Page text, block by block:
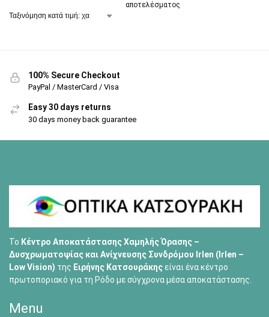
αποτελέσματος
100% Secure Checkout
PayPal / MasterCard / Visa
Easy 30 days returns
30 days money back guarantee
Το Κέντρο Αποκατάστασης Χαμηλής Όρασης –
Δυσχρωματοψίας και Ανίχνευσης Συνδρόμου Irlen (Irlen –
Low Vision) της Ειρήνης Κατσουράκηςείναι ένα κέντρο
πρωτοποριακό για τη Ρόδο με σύγχρονα μέσα αποκατάστασης.
Menu